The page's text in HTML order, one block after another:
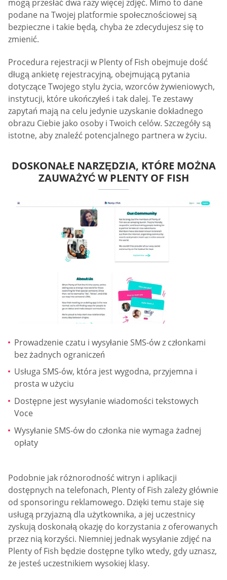
mogą przesłać dwa razy więcej zdjęć. Mimo to dane
podane na Twojej platformie społecznościowej są
bezpieczne i takie będą, chyba że zdecydujesz się to
zmienić.
Procedura rejestracji w Plenty of Fish obejmuje dość
długą ankietę rejestracyjną, obejmującą pytania
dotyczące Twojego stylu życia, wzorców żywieniowych,
instytucji, które ukończyłeś i tak dalej. Te zestawy
zapytań mają na celu jedynie uzyskanie dokładnego
obrazu Ciebie jako osoby i Twoich celów. Szczegóły są
istotne, aby znaleźć potencjalnego partnera w życiu.
DOSKONAŁE NARZĘDZIA, KTÓRE MOŻNA
ZAUWAŻYĆ W PLENTY OF FISH
Prowadzenie czatu i wysyłanie SMS-ów z członkami
bez żadnych ograniczeń
Usługa SMS-ów, która jest wygodna, przyjemna i
prosta w użyciu
Dostępne jest wysyłanie wiadomości tekstowych
Voce
Wysyłanie SMS-ów do członka nie wymaga żadnej
opłaty
Podobnie jak różnorodność witryn i aplikacji
dostępnych na telefonach, Plenty of Fish zależy głównie
od sponsoringu reklamowego. Dzięki temu staje się
usługą przyjazną dla użytkownika, a jej uczestnicy
zyskują doskonałą okazję do korzystania z oferowanych
przez nią korzyści. Niemniej jednak wysyłanie zdjęć na
Plenty of Fish będzie dostępne tylko wtedy, gdy uznasz,
że jesteś uczestnikiem wysokiej klasy.